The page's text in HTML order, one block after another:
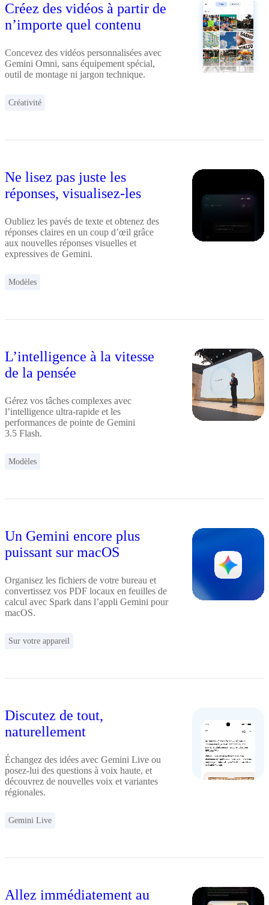
Créez des vidéos à partir de
n’importe quel contenu
Concevez des vidéos personnalisées avec
Gemini Omni, sans équipement spécial,
outil de montage ni jargon technique.
Créativité
Ne lisez pas juste les
réponses, visualisez-les
Oubliez les pavés de texte et obtenez des
réponses claires en un coup d’œil grâce
aux nouvelles réponses visuelles et
expressives de Gemini.
Modèles
L’intelligence à la vitesse
de la pensée
Gérez vos tâches complexes avec
l’intelligence ultra-rapide et les
performances de pointe de Gemini
3.5 Flash.
Modèles
Un Gemini encore plus
puissant sur macOS
Organisez les fichiers de votre bureau et
convertissez vos PDF locaux en feuilles de
calcul avec Spark dans l’appli Gemini pour
macOS.
Sur votre appareil
Discutez de tout,
naturellement
Échangez des idées avec Gemini Live ou
posez-lui des questions à voix haute, et
découvrez de nouvelles voix et variantes
régionales.
Gemini Live
Allez immédiatement au